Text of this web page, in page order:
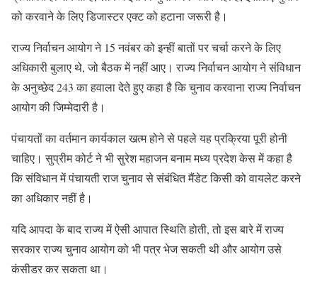
को करवाने के लिए डिजास्टर एक्ट को हटाना जरूरी है।
राज्य निर्वाचन आयोग ने 15 नवंबर को इन्हीं बातों पर चर्चा करने के लिए
अधिकारी बुलाए थे, जो बैठक में नहीं आए। राज्य निर्वाचन आयोग ने संविधान
के अनुच्छेद 243 का हवाला देते हुए कहा है कि चुनाव करवाना राज्य निर्वाचन
आयोग की जिम्मेदारी है।
पंचायतों का वर्तमान कार्यकाल खत्म होने से पहले यह प्रक्रिया पूरी होनी
चाहिए। सुप्रीम कोर्ट ने भी सुरेश महाजन बनाम मध्य प्रदेश केस में कहा है
कि संविधान में पंचायती राज चुनाव से संबंधित मैंडेट किसी को वायलेट करने
का अधिकार नहीं है।
यदि आपदा के बाद राज्य में ऐसी आपात स्थिति होती, तो इस बारे में राज्य
सरकार राज्य चुनाव आयोग को भी पत्र भेज सकती थी और आयोग उसे
कंसीडर कर सकता था।